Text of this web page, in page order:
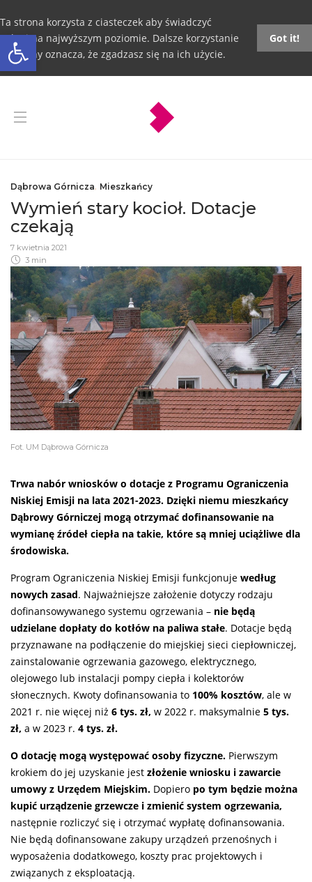
Otwórz pasek narzędzi
Ta strona korzysta z ciasteczek aby świadczyć
usługi na najwyższym poziomie. Dalsze korzystanie
ze strony oznacza, że zgadzasz się na ich użycie.
Got it!
Dąbrowa Górnicza, Mieszkańcy
Wymień stary kocioł. Dotacje
czekają
7 kwietnia 2021
3 min
Fot. UM Dąbrowa Górnicza
Trwa nabór wniosków o dotacje z Programu Ograniczenia
Niskiej Emisji na lata 2021-2023. Dzięki niemu mieszkańcy
Dąbrowy Górniczej mogą otrzymać dofinansowanie na
wymianę źródeł ciepła na takie, które są mniej uciążliwe dla
środowiska.
Program Ograniczenia Niskiej Emisji funkcjonuje według
nowych zasad. Najważniejsze założenie dotyczy rodzaju
dofinansowywanego systemu ogrzewania – nie będą
udzielane dopłaty do kotłów na paliwa stałe. Dotacje będą
przyznawane na podłączenie do miejskiej sieci ciepłowniczej,
zainstalowanie ogrzewania gazowego, elektrycznego,
olejowego lub instalacji pompy ciepła i kolektorów
słonecznych. Kwoty dofinansowania to 100% kosztów, ale w
2021 r. nie więcej niż 6 tys. zł, w 2022 r. maksymalnie 5 tys.
zł, a w 2023 r. 4 tys. zł.
O dotację mogą występować osoby fizyczne. Pierwszym
krokiem do jej uzyskanie jest złożenie wniosku i zawarcie
umowy z Urzędem Miejskim. Dopiero po tym będzie można
kupić urządzenie grzewcze i zmienić system ogrzewania,
następnie rozliczyć się i otrzymać wypłatę dofinansowania.
Nie będą dofinansowane zakupy urządzeń przenośnych i
wyposażenia dodatkowego, koszty prac projektowych i
związanych z eksploatacją.